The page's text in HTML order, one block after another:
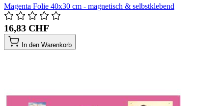
Magenta Folie 40x30 cm - magnetisch & selbstklebend
16,83 CHF
In den Warenkorb